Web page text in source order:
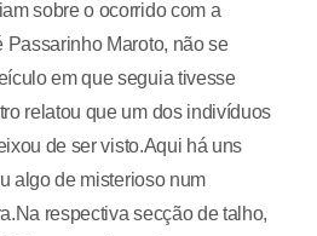
sobre o ocorrido com a
Passarinho Maroto, não se
em que seguia tivesse
relatou que um dos indivíduos
de ser visto.Aqui há uns
algo de misterioso num
respectiva secção de talho,